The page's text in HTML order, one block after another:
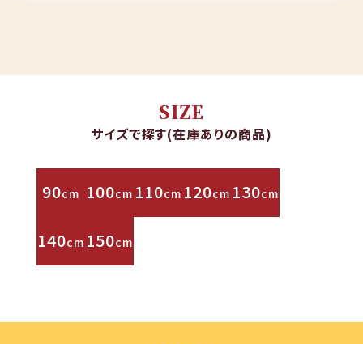
SIZE
サイズで探す(在庫ありの商品)
90cm 100cm 110cm 120cm 130cm
140cm 150cm